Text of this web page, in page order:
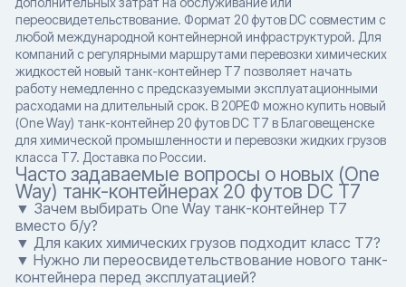
переосвидетельствование. Формат 20 футов DC совместим с
любой международной контейнерной инфраструктурой. Для
компаний с регулярными маршрутами перевозки химических
жидкостей новый танк-контейнер T7 позволяет начать
работу немедленно с предсказуемыми эксплуатационными
расходами на длительный срок. В 20РЕФ можно купить новый
(One Way) танк-контейнер 20 футов DC T7 в Благовещенске
для химической промышленности и перевозки жидких грузов
класса T7. Доставка по России.
Часто задаваемые вопросы о новых (One
Way) танк-контейнерах 20 футов DC T7
▼ Зачем выбирать One Way танк-контейнер T7
вместо б/у?
▼ Для каких химических грузов подходит класс T7?
▼ Нужно ли переосвидетельствование нового танк-
контейнера перед эксплуатацией?